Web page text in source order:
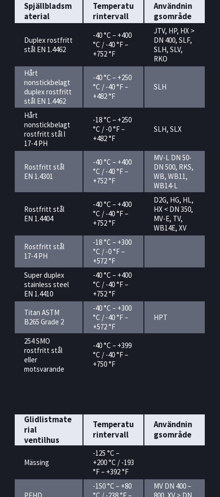
Spjällbladsm
aterial
Temperatu
rintervall
Användnin
gsområde
Duplex rostfritt
stål EN 1.4462
-40 °C – +400
°C / -40 °F –
+752 °F
JTV, HP, HX >
DN 400, SLF,
SLH, SLV,
RKO
Hårt
nonstickbelagt
duplex rostfritt
stål EN 1.4462
-40 °C – +250
°C / -40 °F –
+482 °F
SLH
Hårt
nonstickbelagt
rostfritt stål l
17-4 PH
-18 °C – +250
°C / -0 °F –
+482 °F
SLH, SLX
Rostfritt stål
EN 1.4301
-40 °C – +400
°C / -40 °F –
+752 °F
MV-L DN 50-
DN 500, RKS,
WB, WB11,
WB14-L
Rostfritt stål
EN 1.4404
-40 °C – +400
°C / -40 °F –
+752 °F
D2G, HG, HL,
HX < DN 350,
MV-E, TV,
WB14E, XV
Rostfritt stål
17-4 PH
-18 °C – +300
°C / -0 °F –
+572 °F
Super duplex
stainless steel
EN 1.4410
-40 °C – +400
°C / -40 °F –
+752 °F
Titan ASTM
B265 Grade 2
-40 °C – +300
°C / -40 °F –
+572 °F
HPT
254 SMO
rostfritt stål
eller
motsvarande
-40 °C – +399
°C / -40 °F –
+750 °F
Glidlistmate
rial
ventilhus
Temperatu
rintervall
Användnin
gsområde
Mässing
-125 °C –
+200 °C / -193
°F – +392 °F
PEHD
-150 °C – +80
°C / -238 °F –
MV DN 400 –
800, XV > DN